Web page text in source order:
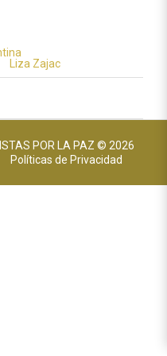
Liza Zajac
POR LA PAZ © 2026
Políticas de Privacidad